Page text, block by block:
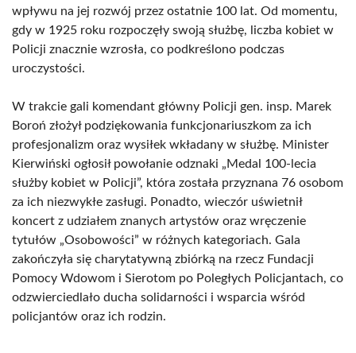
wpływu na jej rozwój przez ostatnie 100 lat. Od momentu,
gdy w 1925 roku rozpoczęły swoją służbę, liczba kobiet w
Policji znacznie wzrosła, co podkreślono podczas
uroczystości.
W trakcie gali komendant główny Policji gen. insp. Marek
Boroń złożył podziękowania funkcjonariuszkom za ich
profesjonalizm oraz wysiłek wkładany w służbę. Minister
Kierwiński ogłosił powołanie odznaki „Medal 100-lecia
służby kobiet w Policji”, która została przyznana 76 osobom
za ich niezwykłe zasługi. Ponadto, wieczór uświetnił
koncert z udziałem znanych artystów oraz wręczenie
tytułów „Osobowości” w różnych kategoriach. Gala
zakończyła się charytatywną zbiórką na rzecz Fundacji
Pomocy Wdowom i Sierotom po Poległych Policjantach, co
odzwierciedlało ducha solidarności i wsparcia wśród
policjantów oraz ich rodzin.